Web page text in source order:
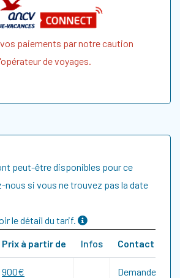
paiements par notre caution
de voyages.
peut-être disponibles pour ce
nous si vous ne trouvez pas la date
le détail du tarif.
Prix à partir de Infos Contact
900€
Demande